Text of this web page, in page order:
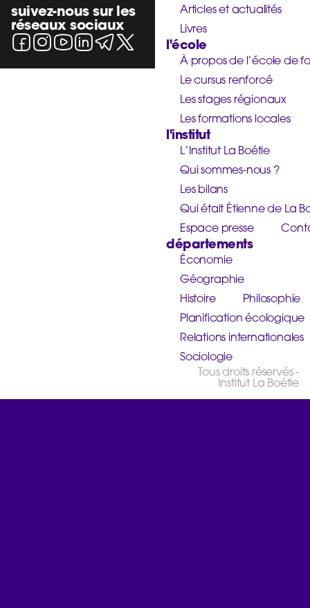
suivez-nous sur les
réseaux sociaux
Articles et actualités
Livres
l'école
À propos de l’école de
Le cursus renforcé
Les stages régionaux
Les formations locales
l'institut
L’Institut La Boétie
Qui sommes-nous ?
Les bilans
Qui était Étienne de La
Espace presse
départements
Économie
Géographie
Histoire
Philosophie
Planification écologique
Relations internationales
Sociologie
Tous droits réservés -
Institut La Boétie